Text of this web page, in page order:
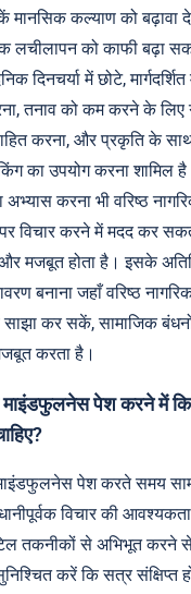
कल्याण को बढ़ावा
लचीलापन को काफी बढ़ा
दिनचर्या में छोटे,
तनाव को कम करने के लिए
करना, और प्रकृति के
का उपयोग करना शामिल
करना भी वरिष्ठ
विचार करने में मदद कर
और मजबूत होता है। इसके
बनाना जहाँ वरिष्ठ
कर सकें, सामाजिक बंधनों
करता है।
माइंडफुलनेस पेश करने में
माइंडफुलनेस पेश करते समय
विचार की आवश्यकता
तकनीकों से अभिभूत करने
करें कि सत्र संक्षिप्त